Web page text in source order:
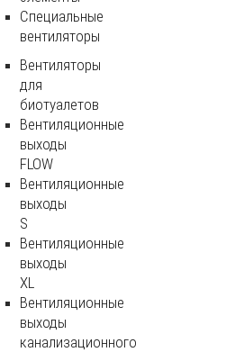
Специальные
вентиляторы
Вентиляторы
для
биотуалетов
Вентиляционные
выходы
FLOW
Вентиляционные
выходы
S
Вентиляционные
выходы
XL
Вентиляционные
выходы
канализационного